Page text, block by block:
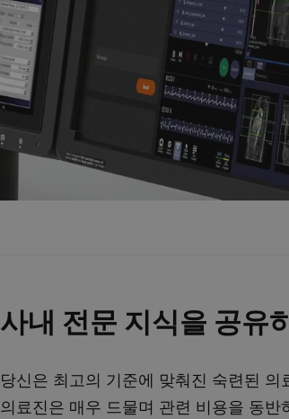
사내 전문 지식을 공유
당신은 최고의 기준에 맞춰진 숙련된
의료진은 매우 드물며 관련 비용을 동반